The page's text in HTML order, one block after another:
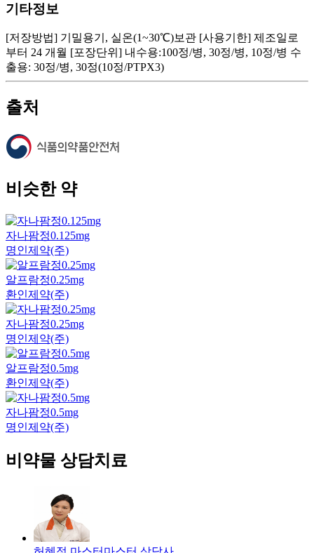
기타정보
[저장방법] 기밀용기, 실온(1~30℃)보관 [사용기한] 제조일로
부터 24 개월 [포장단위] 내수용:100정/병, 30정/병, 10정/병 수
출용: 30정/병, 30정(10정/PTPX3)
출처
비슷한 약
자나팜정0.125mg
명인제약(주)
알프람정0.25mg
환인제약(주)
자나팜정0.25mg
명인제약(주)
알프람정0.5mg
환인제약(주)
자나팜정0.5mg
명인제약(주)
비약물 상담치료